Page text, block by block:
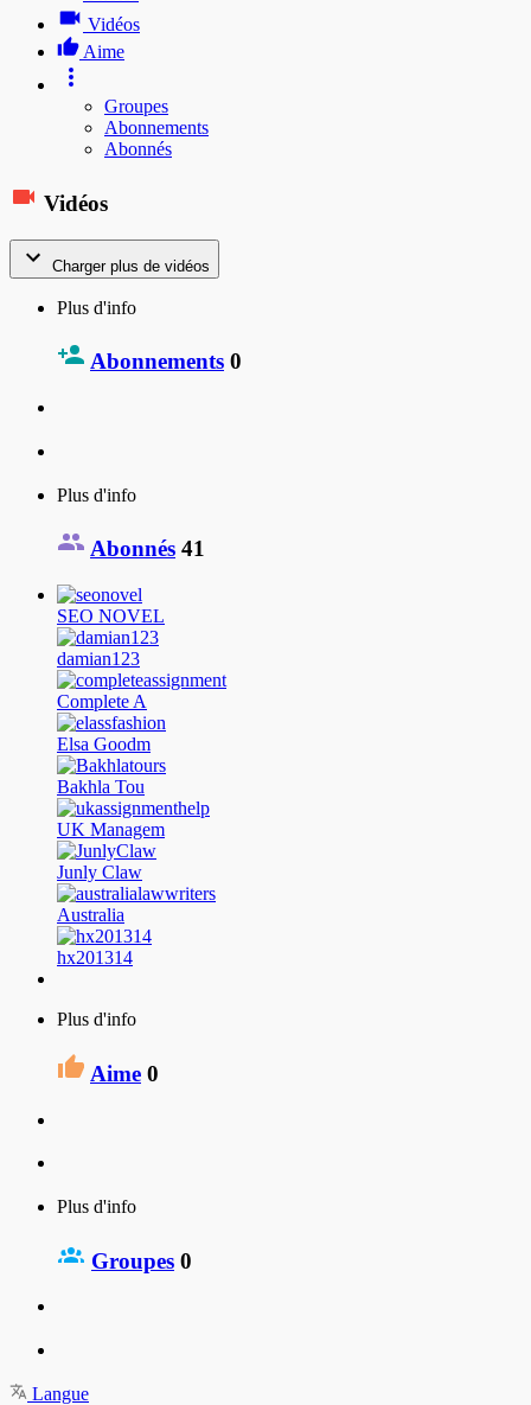
Vidéos
Aime
Groupes
Abonnements
Abonnés
Vidéos
Charger plus de vidéos
Plus d'info
Abonnements 0
Plus d'info
Abonnés 41
SEO NOVEL
damian123
Complete A
Elsa Goodm
Bakhla Tou
UK Managem
Junly Claw
Australia
hx201314
Plus d'info
Aime 0
Plus d'info
Groupes 0
Langue